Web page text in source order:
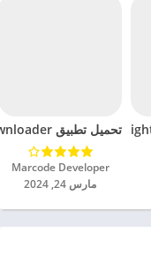
تحميل تطبيق mp4 video downloader مهكر للاندرويد 2024
Marcode Developer‏
مارس 24, 2024